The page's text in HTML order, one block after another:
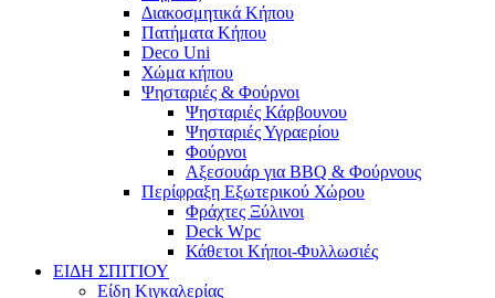
Διακοσμητικά Κήπου
Πατήματα Κήπου
Deco Uni
Χώμα κήπου
Ψησταριές & Φούρνοι
Ψησταριές Κάρβουνου
Ψησταριές Υγραερίου
Φούρνοι
Αξεσουάρ για BBQ & Φούρνους
Περίφραξη Εξωτερικού Χώρου
Φράχτες Ξύλινοι
Deck Wpc
Κάθετοι Κήποι-Φυλλωσιές
ΕΙΔΗ ΣΠΙΤΙΟΥ
Είδη Κιγκαλερίας